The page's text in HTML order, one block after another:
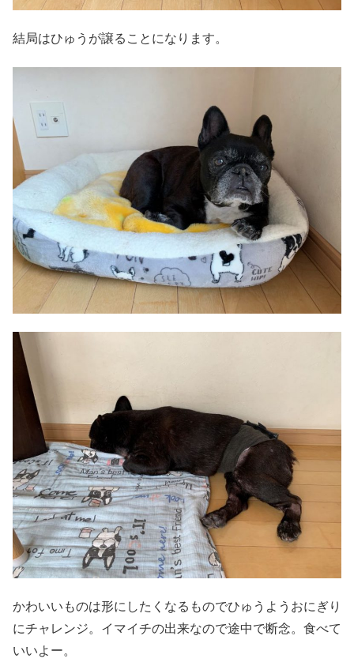
結局はひゅうが譲ることになります。
かわいいものは形にしたくなるものでひゅうようおにぎり
にチャレンジ。イマイチの出来なので途中で断念。食べて
いいよー。